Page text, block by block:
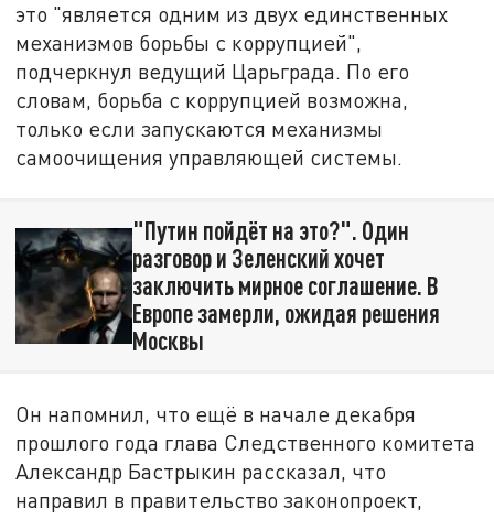
это "является одним из двух единственных
механизмов борьбы с коррупцией",
подчеркнул ведущий Царьграда. По его
словам, борьба с коррупцией возможна,
только если запускаются механизмы
самоочищения управляющей системы.
"Путин пойдёт на это?". Один
разговор и Зеленский хочет
заключить мирное соглашение. В
Европе замерли, ожидая решения
Москвы
Он напомнил, что ещё в начале декабря
прошлого года глава Следственного комитета
Александр Бастрыкин рассказал, что
направил в правительство законопроект,